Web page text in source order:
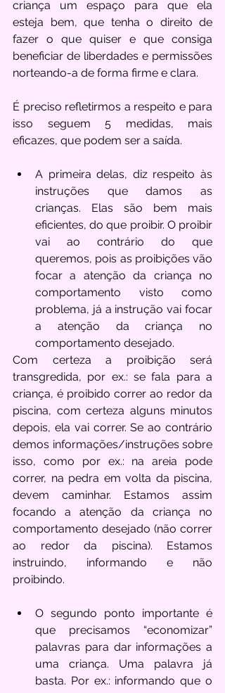
criança um espaço para que ela
esteja bem, que tenha o direito de
fazer o que quiser e que consiga
beneficiar de liberdades e permissões
norteando-a de forma firme e clara.
É preciso refletirmos a respeito e para
isso seguem 5 medidas, mais
eficazes, que podem ser a saída.
A primeira delas, diz respeito às
instruções que damos as
crianças. Elas são bem mais
eficientes, do que proibir. O proibir
vai ao contrário do que
queremos, pois as proibições vão
focar a atenção da criança no
comportamento visto como
problema, já a instrução vai focar
a atenção da criança no
comportamento desejado.
Com certeza a proibição será
transgredida, por ex.: se fala para a
criança, é proibido correr ao redor da
piscina, com certeza alguns minutos
depois, ela vai correr. Se ao contrário
demos informações/instruções sobre
isso, como por ex.: na areia pode
correr, na pedra em volta da piscina,
devem caminhar. Estamos assim
focando a atenção da criança no
comportamento desejado (não correr
ao redor da piscina). Estamos
instruindo, informando e não
proibindo.
O segundo ponto importante é
que precisamos “economizar”
palavras para dar informações a
uma criança. Uma palavra já
basta. Por ex.: informando que o